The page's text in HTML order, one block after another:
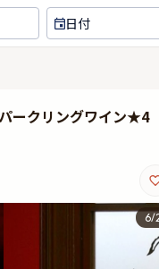
日付
ークリングワイン★4
6/